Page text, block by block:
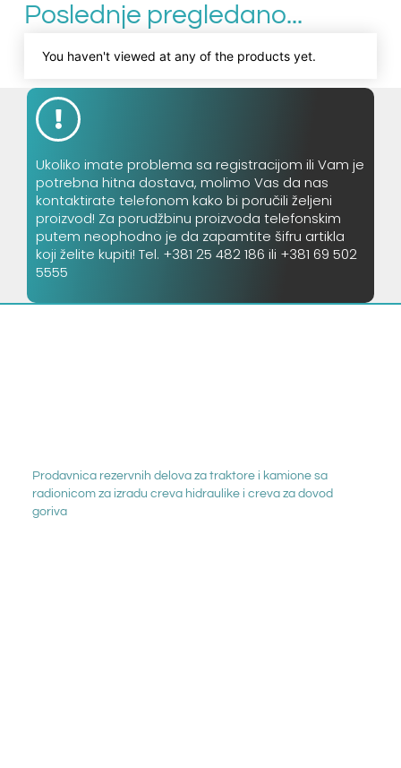
Poslednje pregledano...
You haven't viewed at any of the products yet.
Ukoliko imate problema sa registracijom ili Vam je
potrebna hitna dostava, molimo Vas da nas
kontaktirate telefonom kako bi poručili željeni
proizvod! Za porudžbinu proizvoda telefonskim
putem neophodno je da zapamtite šifru artikla
koji želite kupiti! Tel. +381 25 482 186 ili +381 69 502
5555
Prodavnica rezervnih delova za traktore i kamione sa
radionicom za izradu creva hidraulike i creva za dovod
goriva